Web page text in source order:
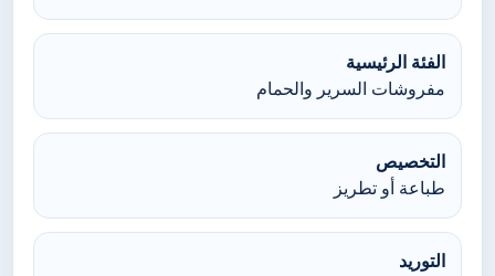
الفئة الرئيسية
مفروشات السرير والحمام
التخصيص
طباعة أو تطريز
التوريد